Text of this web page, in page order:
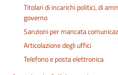
Titolari di incarichi politici, di
governo
Sanzioni per mancata
Articolazione degli uffici
Telefono e posta elettronica